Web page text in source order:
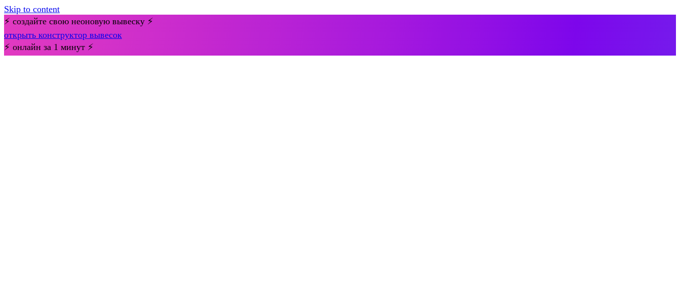
Skip to content
⚡ создайте свою неоновую вывеску ⚡
открыть конструктор вывесок
⚡ онлайн за 1 минут ⚡